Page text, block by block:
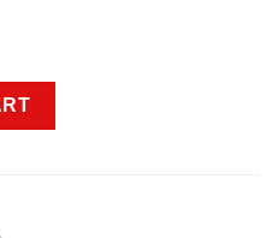
HDW1200MP-S5 quantity